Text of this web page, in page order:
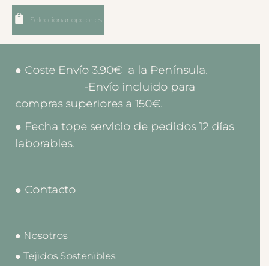
Seleccionar opciones
● Coste Envío 3.90€ a la Península.
-Envío incluido para
compras superiores a 150€.
● Fecha tope servicio de pedidos 12 días
laborables.
● Contacto
● Nosotros
● Tejidos Sostenibles